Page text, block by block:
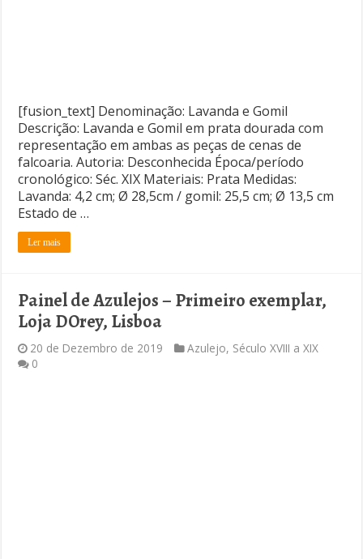
[fusion_text] Denominação: Lavanda e Gomil
Descrição: Lavanda e Gomil em prata dourada com
representação em ambas as peças de cenas de
falcoaria. Autoria: Desconhecida Época/período
cronológico: Séc. XIX Materiais: Prata Medidas:
Lavanda: 4,2 cm; Ø 28,5cm / gomil: 25,5 cm; Ø 13,5 cm
Estado de …
Ler mais
Painel de Azulejos – Primeiro exemplar,
Loja DOrey, Lisboa
20 de Dezembro de 2019 Azulejo, Século XVIII a XIX
0